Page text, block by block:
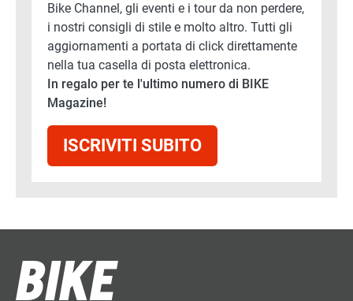
Bike Channel, gli eventi e i tour da non perdere,
i nostri consigli di stile e molto altro. Tutti gli
aggiornamenti a portata di click direttamente
nella tua casella di posta elettronica.
In regalo per te l'ultimo numero di BIKE
Magazine!
ISCRIVITI SUBITO